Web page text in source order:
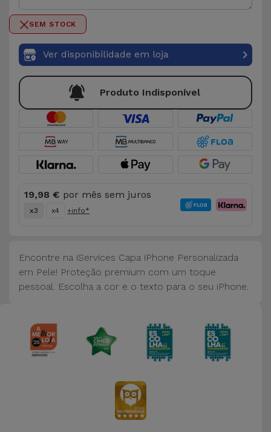
Acessórios
de
Computador
Acessórios
iPad e
Tablet
Kids
Ver
tudo
0 / 50SEM STOCK
Ver disponibilidade em loja
Produto Indisponível
19,98 € por mês sem juros
x3 x4 +info*
Encontre na iServices Capa iPhone Personalizada
em Pele! Proteção premium com um toque
pessoal. Escolha a cor e o texto para o seu iPhone.